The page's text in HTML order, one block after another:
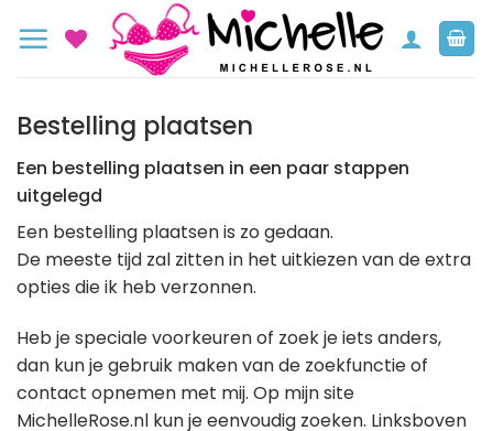
naar
Bestelling plaatsen
Een bestelling plaatsen in een paar stappen
uitgelegd
Een bestelling plaatsen is zo gedaan.
De meeste tijd zal zitten in het uitkiezen van de extra
opties die ik heb verzonnen.
Heb je speciale voorkeuren of zoek je iets anders,
dan kun je gebruik maken van de zoekfunctie of
contact opnemen met mij. Op mijn site
MichelleRose.nl kun je eenvoudig zoeken. Linksboven